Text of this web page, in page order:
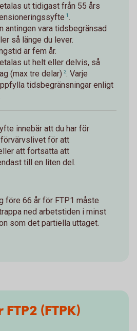
ut tidigast från 55 års
1.
antingen vara tidsbegränsad
så länge du lever.
är fem år.
ut helt eller delvis, så
(max tre delar) 2. Varje
tidsbegränsningar enligt
innebär att du har för
för att
att fortsätta att
till en liten del.
före 66 år för FTP1 måste
ned arbetstiden i minst
som det partiella uttaget.
(FTPK)